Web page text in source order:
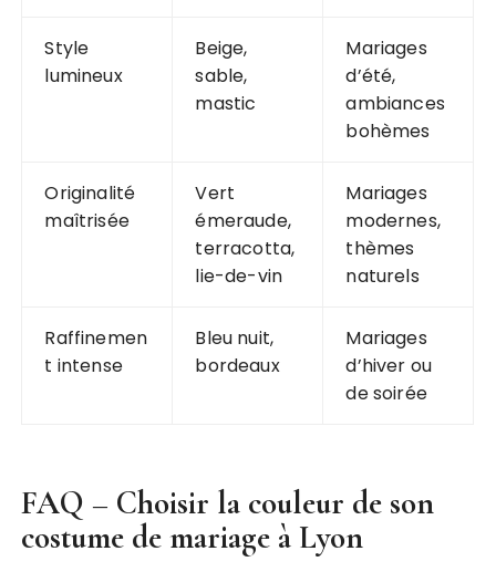
Style
lumineux
Beige,
sable,
mastic
Mariages
d’été,
ambiances
bohèmes
Originalité
maîtrisée
Vert
émeraude,
terracotta,
lie-de-vin
Mariages
modernes,
thèmes
naturels
Raffinemen
t intense
Bleu nuit,
bordeaux
Mariages
d’hiver ou
de soirée
FAQ – Choisir la couleur de son
costume de mariage à Lyon